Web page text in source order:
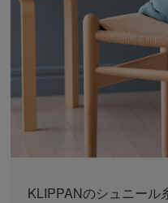
KLIPPANのシュニール